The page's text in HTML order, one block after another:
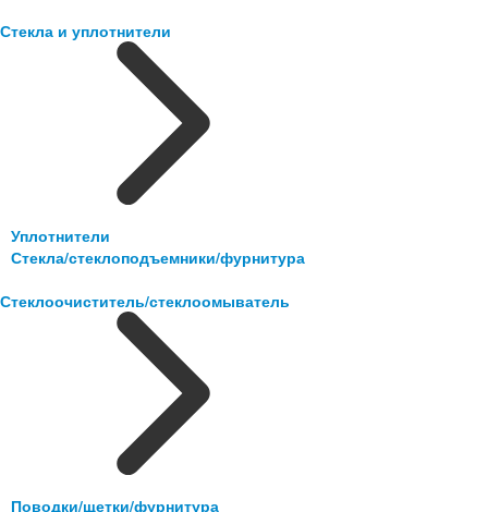
Стекла и уплотнители
Уплотнители
Стекла/стеклоподъемники/фурнитура
Стеклоочиститель/стеклоомыватель
Поводки/щетки/фурнитура